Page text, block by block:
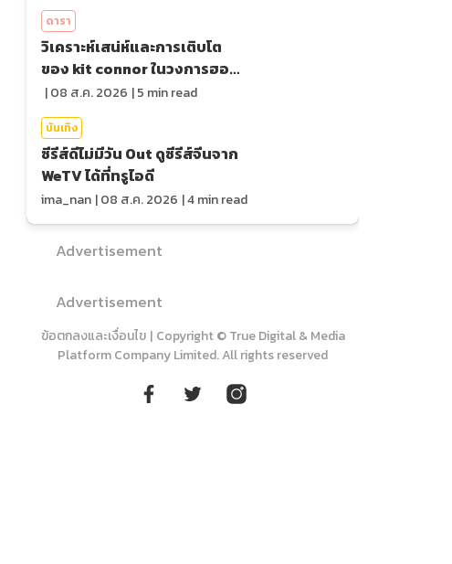
ดารา
วิเคราะห์เสน่ห์และการเติบโต
ของ kit connor ในวงการฮอล
ลีวูด
|08 ส.ค. 2026 |5 min read
บันเทิง
ซีรีส์ดีไม่มีวัน Out ดูซีรีส์จีนจาก
WeTV ได้ที่ทรูไอดี
ima_nan |08 ส.ค. 2026 |4min read
Advertisement
Advertisement
ข้อตกลงและเงื่อนไข | Copyright © True Digital & Media
Platform Company Limited. All rights reserved